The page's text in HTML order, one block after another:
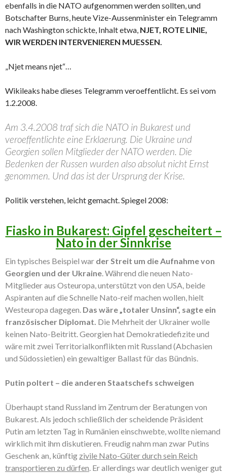
ebenfalls in die NATO aufgenommen werden sollten, und
Botschafter Burns, heute Vize-Aussenminister ein Telegramm
nach Washington schickte, Inhalt etwa, NJET, ROTE LINIE,
WIR WERDEN INTERVENIEREN MUESSEN.
„Njet means njet“…
Wikileaks habe dieses Telegramm veroeffentlicht. Es sei vom
1.2.2008.
Am 3.4.2008 traf sich die NATO in Bukarest und
veroeffentlichte eine Erklaerung. Die Ukraine und
Georgien sollen Mitglieder der NATO werden. Die
Bedenken der Russen wurden also absolut nicht Ernst
genommen. Und das ist der Ursprung der Krise.
Politik verstehen, leicht gemacht. Spiegel 2008:
Fiasko in Bukarest: Gipfel gescheitert –
Nato in der Sinnkrise
Ein typisches Beispiel war der Streit um die Aufnahme von
Georgien und der Ukraine. Während die neuen Nato-
Mitglieder aus Osteuropa, unterstützt von den USA, beide
Aspiranten auf die Schnelle Nato-reif machen wollen, hielt
Westeuropa dagegen. Das wäre „totaler Unsinn“, sagte ein
französischer Diplomat. Die Mehrheit der Ukrainer wolle
keinen Nato-Beitritt. Georgien hat Demokratiedefizite und
wäre mit zwei Territorialkonflikten mit Russland (Abchasien
und Südossietien) ein gewaltiger Ballast für das Bündnis.
Putin poltert – die anderen Staatschefs schweigen
Überhaupt stand Russland im Zentrum der Beratungen von
Bukarest. Als jedoch schließlich der scheidende Präsident
Putin am letzten Tag in Rumänien einschwebte, wollte niemand
wirklich mit ihm diskutieren. Freudig nahm man zwar Putins
Geschenk an, künftig zivile Nato-Güter durch sein Reich
transportieren zu dürfen. Er allerdings war deutlich weniger gut